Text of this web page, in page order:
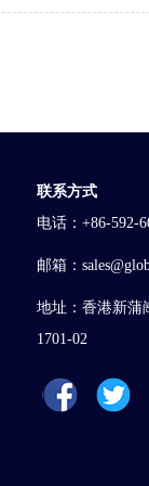
联系方式
电话：+86-592-
邮箱：
地址：香港新蒲
1701-02